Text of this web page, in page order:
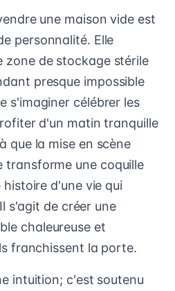
une maison vide est
personnalité. Elle
zone de stockage stérile
presque impossible
s'imaginer célébrer les
d'un matin tranquille
que la mise en scène
transforme une coquille
d'une vie qui
s'agit de créer une
chaleureuse et
franchissent la porte.
intuition; c'est soutenu